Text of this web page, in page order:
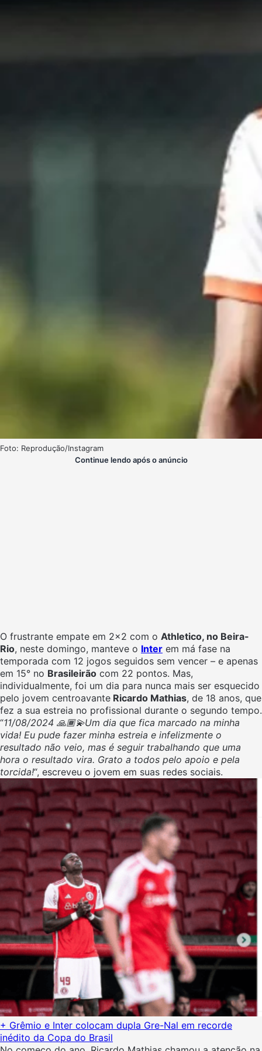
Foto: Reprodução/Instagram
Continue lendo após o anúncio
O frustrante empate em 2×2 com o Athletico, no Beira-
Rio, neste domingo, manteve o Inter em má fase na
temporada com 12 jogos seguidos sem vencer – e apenas
em 15° no Brasileirão com 22 pontos. Mas,
individualmente, foi um dia para nunca mais ser esquecido
pelo jovem centroavante Ricardo Mathias, de 18 anos, que
fez a sua estreia no profissional durante o segundo tempo.
“11/08/2024 🙏🏾💫Um dia que fica marcado na minha
vida! Eu pude fazer minha estreia e infelizmente o
resultado não veio, mas é seguir trabalhando que uma
hora o resultado vira. Grato a todos pelo apoio e pela
torcida!“, escreveu o jovem em suas redes sociais.
+ Grêmio e Inter colocam dupla Gre-Nal em recorde
inédito da Copa do Brasil